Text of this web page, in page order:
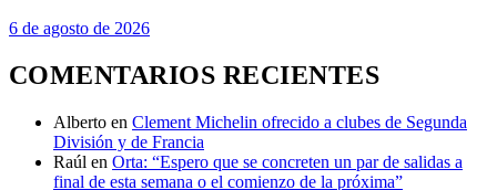
6 de agosto de 2026
COMENTARIOS RECIENTES
Alberto en Clement Michelin ofrecido a clubes de Segunda
División y de Francia
Raúl en Orta: “Espero que se concreten un par de salidas a
final de esta semana o el comienzo de la próxima”